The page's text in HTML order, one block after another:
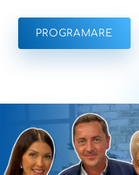
PROGRAMARE